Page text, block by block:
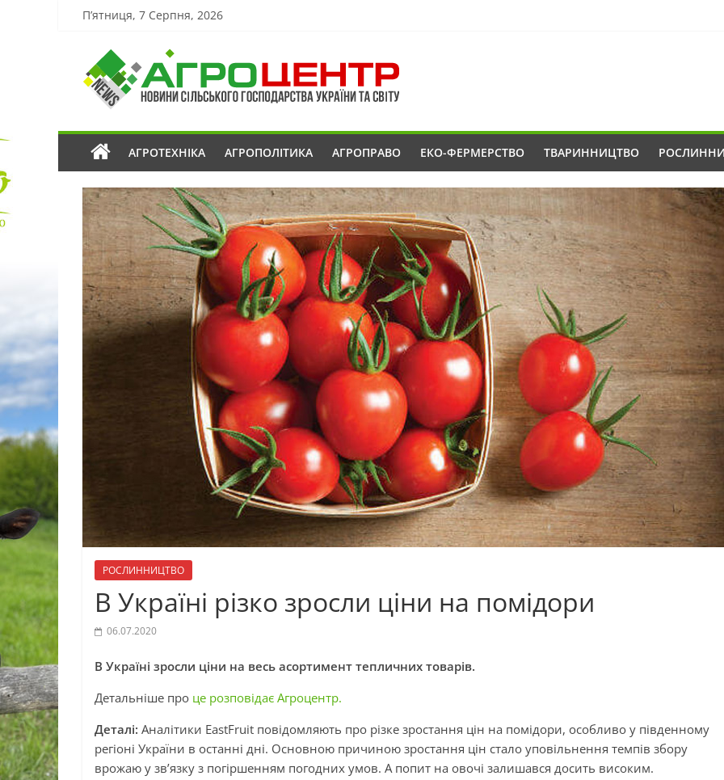
П’ятниця, 7 Серпня, 2026
АГРОТЕХНІКА АГРОПОЛІТИКА АГРОПРАВО ЕКО-ФЕРМЕРСТВО ТВАРИННИЦТВО
РОСЛИННИЦТВО
В Україні різко зросли ціни на помідори
06.07.2020
В Україні зросли ціни на весь асортимент тепличних товарів.
Детальніше про це розповідає Агроцентр.
Деталі: Аналітики EastFruit повідомляють про різке зростання цін на помідори, особливо у південному
регіоні України в останні дні. Основною причиною зростання цін стало уповільнення темпів збору
врожаю у зв’язку з погіршенням погодних умов. А попит на овочі залишався досить високим.